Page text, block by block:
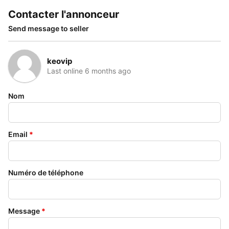
Contacter l'annonceur
Send message to seller
keovip
Last online 6 months ago
Nom
Email *
Numéro de téléphone
Message *